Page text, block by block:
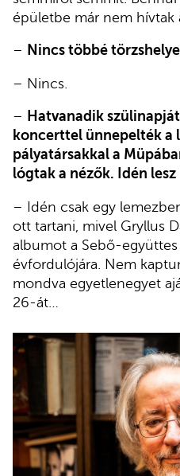
épületbe már nem hívtak
– Nincs többé
– Nincs.
– Hatvanadik
koncerttel ünnepelték a
pályatársakkal a
lógtak a nézők. Idén lesz
– Idén csak egy
ott tartani, mivel Gryllus
albumot a Sebő-
évfordulójára. Nem
mondva egyetlenegyet
26-át…